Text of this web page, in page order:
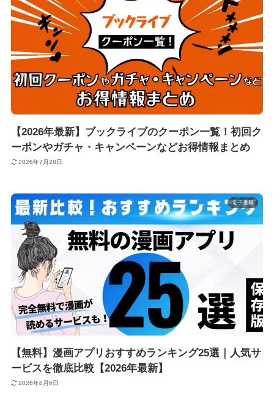
【2026年最新】ブックライブのクーポン一覧！初回ク
ーポンやガチャ・キャンペーンなどお得情報まとめ
2026年7月28日
電子書籍
【無料】漫画アプリおすすめランキング25選｜人気サ
ービスを徹底比較【2026年最新】
2026年8月6日